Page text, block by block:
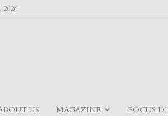
2026
US MAGAZINE FOCUS